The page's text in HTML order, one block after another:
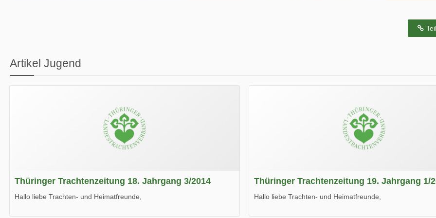
Artikel Jugend
Thüringer Trachtenzeitung 18. Jahrgang 3/2014
Hallo liebe Trachten- und Heimatfreunde,
Thüringer Trachtenzeitung 19. Jahrgang 1/
Hallo liebe Trachten- und Heimatfreunde,